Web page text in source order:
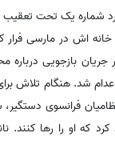
شماره یک تحت
خانه اش در مارسی
بازجویی
شد. هنگام تلاش برای
نظامیان فرانسوی
کرد که او را رها کنند.